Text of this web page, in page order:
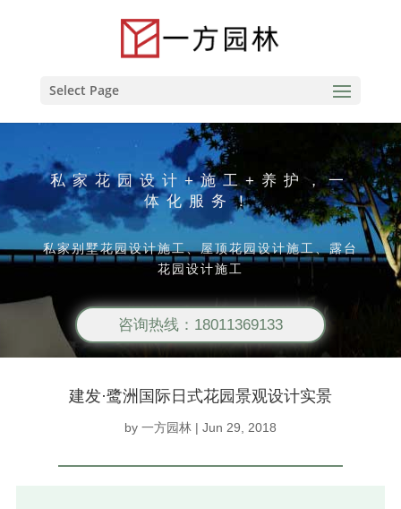
Select Page
私家花园设计+施工+养护，一
体化服务！
私家别墅花园设计施工、屋顶花园设计施工、露台
花园设计施工
咨询热线：18011369133
建发·鹭洲国际日式花园景观设计实景
by 一方园林 | Jun 29, 2018